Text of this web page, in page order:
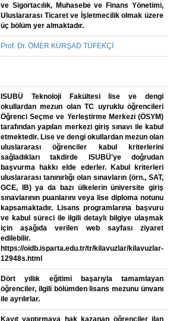
ve Sigortacılık, Muhasebe ve Finans Yönetimi,
Uluslararası Ticaret ve İşletmecilik olmak üzere
üç bölüm yer almaktadır.
Prof. Dr. ÖMER KÜRŞAD TÜFEKÇİ
ISUBÜ Teknoloji Fakültesi lise ve dengi
okullardan mezun olan TC uyruklu öğrencileri
Öğrenci Seçme ve Yerleştirme Merkezi (ÖSYM)
tarafından yapılan merkezi giriş sınavı ile kabul
etmektedir. Lise ve dengi okullardan mezun olan
uluslararası öğrenciler kabul kriterlerini
sağladıkları takdirde ISUBÜ'ye doğrudan
başvurma hakkı elde ederler. Kabul kriterleri
uluslararası tanınırlığı olan sınavların (örn., SAT,
GCE, IB) ya da bazı ülkelerin üniversite giriş
sınavlarının puanlarını veya lise diploma notunu
kapsamaktadır. Lisans programlarına başvuru
ve kabul süreci ile ilgili detaylı bilgiye ulaşmak
için aşağıda verilen web sayfası ziyaret
edilebilir.
https://oidb.isparta.edu.tr/tr/kilavuzlar/kilavuzlar-
12948s.html
Dört yıllık eğitimi başarıyla tamamlayan
öğrenciler, ilgili bölümden lisans mezunu ünvanı
ile ayrılırlar.
Kayıt yaptırmaya hak kazanan öğrenciler ilan